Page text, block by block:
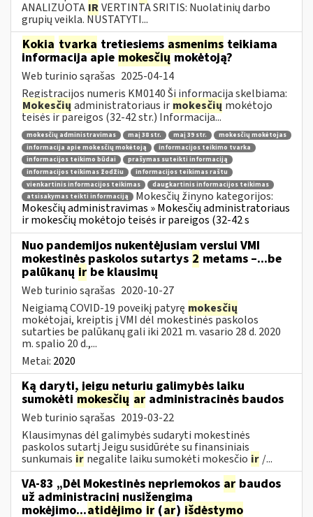
ANALIZUOTA IRVERTINTA SRITIS: Nuolatinių darbo
grupių veikla. NUSTATYTI...
Kokia tvarka tretiesiems asmenims teikiama
informacija apie mokesčiųmokėtoją?
Web turinio sąrašas 2025-04-14
Registracijos numeris KM0140 Ši informacija skelbiama:
Mokesčių administratoriaus ir mokesčių mokėtojo
teisės ir pareigos (32-42 str.) Informacija...
mokesčių administravimas maį 38 str. maį 39 str.
mokesčių mokėtojas
informacija apie mokesčių mokėtoją
informacijos teikimo tvarka
informacijos teikimo būdai
prašymas suteikti informaciją
informacijos teikimas žodžiu
informacijos teikimas raštu
vienkartinis informacijos teikimas
daugkartinis informacijos teikimas
atsisakymas teikti informaciją
Mokesčių žinyno kategorijos:
Mokesčių administravimas » Mokesčių administratoriaus
ir mokesčių mokėtojo teisės ir pareigos (32-42 s
Nuo pandemijos nukentėjusiam verslui VMI
mokestinės paskolos sutartys 2 metams –...be
palūkanų ir be klausimų
Web turinio sąrašas 2020-10-27
Neigiamą COVID-19 poveikį patyrę mokesčių
mokėtojai, kreiptis į VMI dėl mokestinės paskolos
sutarties be palūkanų gali iki 2021 m. vasario 28 d. 2020
m. spalio 20 d.,...
Metai: 2020
Ką daryti, jeigu neturiu galimybės laiku
sumokėti mokesčių ar administracinės baudos
Web turinio sąrašas 2019-03-22
Klausimynas dėl galimybės sudaryti mokestinės
paskolos sutartį Jeigu susidūrėte su finansiniais
sunkumais ir negalite laiku sumokėti mokesčio ir /...
VA-83 „Dėl Mokestinės nepriemokos ar baudos
už administracinį nusižengimą
mokėjimo...atidėjimo ir (ar) išdėstymo